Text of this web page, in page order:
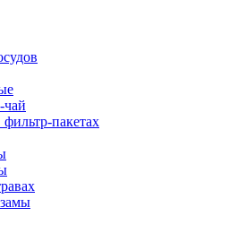
пакетах